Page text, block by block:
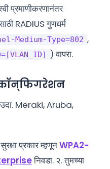
प्रमाणीकरणानंतर
RADIUS गुणधर्म
Medium-Type=802 ,
) वापरा.
Meraki, Aruba,
प्रकार म्हणूनWPA2-
निवडा. २. तुमच्या